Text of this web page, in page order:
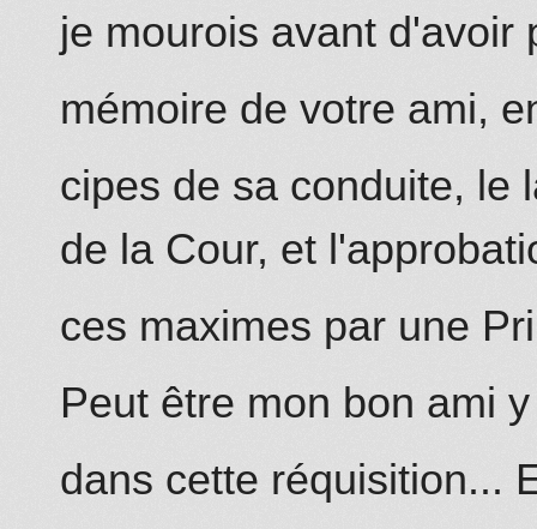
je mourois avant d'avoir
mémoire de votre ami,
cipes de sa conduite, le
de la Cour, et
ces maximes par une
Peut être mon bon ami
dans cette réquisition...